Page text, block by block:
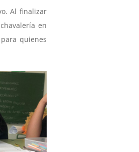
Al finalizar
en
quienes